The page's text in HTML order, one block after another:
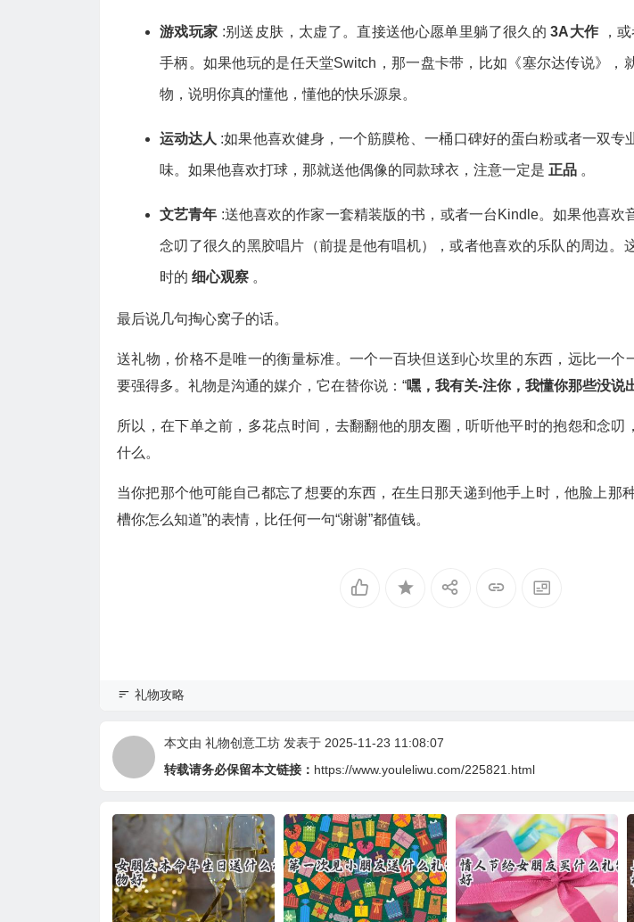
游戏玩家 :别送皮肤，太虚了。直接送他心愿单里躺了很久的3A大作 ，
手柄。如果他玩的是任天堂Switch，那一盘卡带，比如《塞尔达传说》，
物，说明你真的懂他，懂他的快乐源泉。
运动达人 :如果他喜欢健身，一个筋膜枪、一桶口碑好的蛋白粉或者一双专
味。如果他喜欢打球，那就送他偶像的同款球衣，注意一定是 正品 。
文艺青年 :送他喜欢的作家一套精装版的书，或者一台Kindle。如果他喜欢
念叨了很久的黑胶唱片（前提是他有唱机），或者他喜欢的乐队的周边。
时的 细心观察 。
最后说几句掏心窝子的话。
送礼物，价格不是唯一的衡量标准。一个一百块但送到心坎里的东西，远比一个
要强得多。礼物是沟通的媒介，它在替你说：“嘿，我有关-注你，我懂你那些没说
所以，在下单之前，多花点时间，去翻翻他的朋友圈，听听他平时的抱怨和念叨
什么。
当你把那个他可能自己都忘了想要的东西，在生日那天递到他手上时，他脸上那
槽你怎么知道”的表情，比任何一句“谢谢”都值钱。
礼物攻略
本文由 礼物创意工坊 发表于 2025-11-23 11:08:07
转载请务必保留本文链接： https://www.youleliwu.com/225821.html